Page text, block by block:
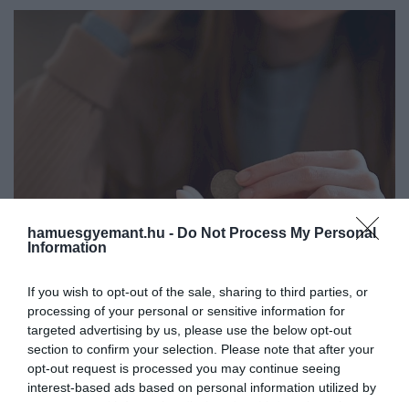
hamuesgyemant.hu - Do Not Process My Personal
Information
If you wish to opt-out of the sale, sharing to third parties, or
processing of your personal or sensitive information for
targeted advertising by us, please use the below opt-out
section to confirm your selection. Please note that after your
opt-out request is processed you may continue seeing
interest-based ads based on personal information utilized by
Apró, tudatos döntésekkel havonta akár
2025. AUGUSZTUS 14. ● HAMU ÉS GYÉMÁNT
6 egyszerű módszer, ha többet